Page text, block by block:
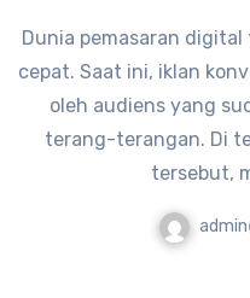
Dunia pemasaran
cepat. Saat ini, iklan
oleh audiens yang
terang-terangan. Di
tersebut,
admin